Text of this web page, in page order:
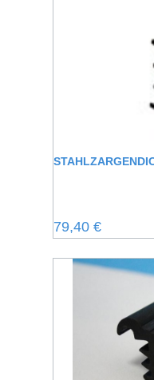
Regulärer Preis:
79,40 €